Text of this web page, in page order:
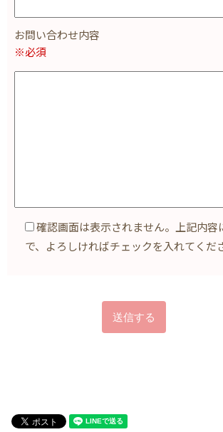
お問い合わせ内容
※必須
確認画面は表示されません。上記内容
で、よろしければチェックを入れてくだ